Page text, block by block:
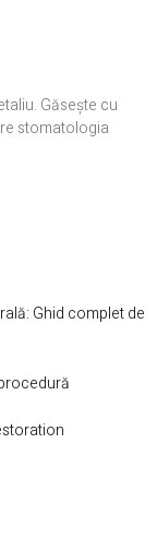
Găsește cu
stomatologia
Ghid complet de